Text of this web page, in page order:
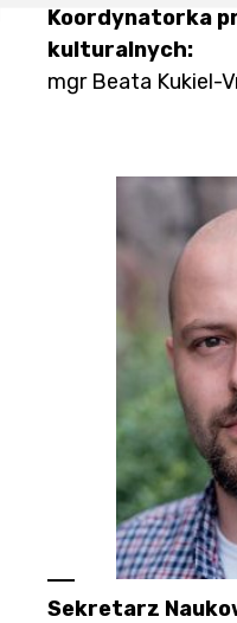
Koordynatorka
kulturalnych:
mgr Beata Kukiel-
Sekretarz